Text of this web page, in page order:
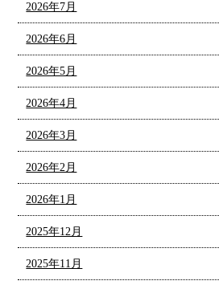
2026年7月
2026年6月
2026年5月
2026年4月
2026年3月
2026年2月
2026年1月
2025年12月
2025年11月